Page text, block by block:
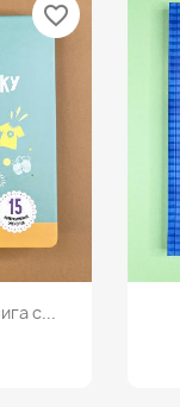
с...
favorite_border